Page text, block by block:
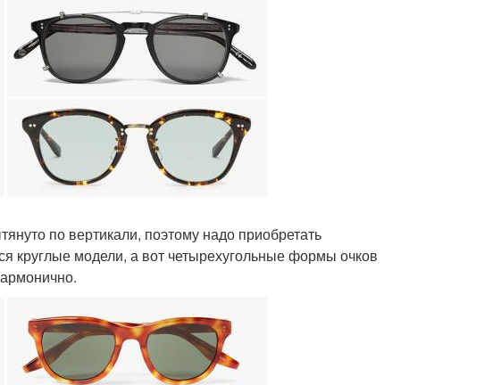
по вертикали, поэтому надо приобретать
круглые модели, а вот четырехугольные формы очков